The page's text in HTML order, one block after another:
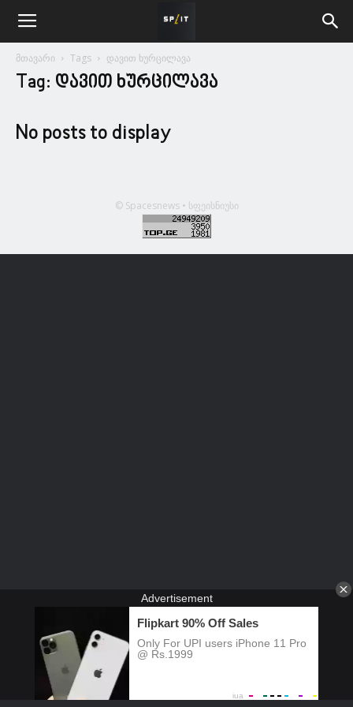
მთავარი Tags დავით ხურცილავა
Tag: დავით ხურცილავა
No posts to display
© Spacesnews • სფეისნიუსი